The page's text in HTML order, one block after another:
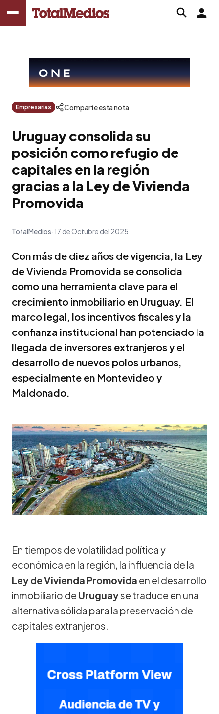
Empresarias Comparte esta nota
Uruguay consolida su
posición como refugio de
capitales en la región
gracias a la Ley de Vivienda
Promovida
TotalMedios 17 de Octubre del 2025
Con más de diez años de vigencia, la Ley
de Vivienda Promovida se consolida
como una herramienta clave para el
crecimiento inmobiliario en Uruguay. El
marco legal, los incentivos fiscales y la
confianza institucional han potenciado la
llegada de inversores extranjeros y el
desarrollo de nuevos polos urbanos,
especialmente en Montevideo y
Maldonado.
En tiempos de volatilidad política y
económica en la región, la influencia de la
Ley de Vivienda Promovida en el desarrollo
inmobiliario de Uruguayse traduce en una
alternativa sólida para la preservación de
capitales extranjeros.